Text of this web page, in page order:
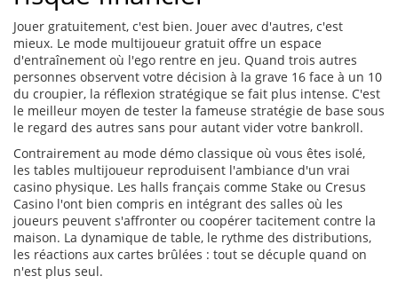
Jouer gratuitement, c'est bien. Jouer avec d'autres, c'est
mieux. Le mode multijoueur gratuit offre un espace
d'entraînement où l'ego rentre en jeu. Quand trois autres
personnes observent votre décision à la grave 16 face à un 10
du croupier, la réflexion stratégique se fait plus intense. C'est
le meilleur moyen de tester la fameuse stratégie de base sous
le regard des autres sans pour autant vider votre bankroll.
Contrairement au mode démo classique où vous êtes isolé,
les tables multijoueur reproduisent l'ambiance d'un vrai
casino physique. Les halls français comme Stake ou Cresus
Casino l'ont bien compris en intégrant des salles où les
joueurs peuvent s'affronter ou coopérer tacitement contre la
maison. La dynamique de table, le rythme des distributions,
les réactions aux cartes brûlées : tout se décuple quand on
n'est plus seul.